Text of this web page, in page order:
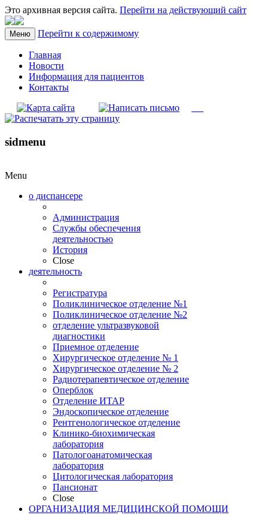
Это архивная версия сайта. Перейти на действующий сайт
Меню Перейти к содержимому
Главная
Новости
Информация для пациентов
Контакты
sidmenu
Menu
о диспансере
Администрация
Службы обеспечения
деятельностью
История
Close
деятельность
Регистратура
Поликлиническое отделение №1
Поликлиническое отделение №2
отделение ультразвуковой
диагностики
Приемное отделение
Хирургическое отделение № 1
Хирургическое отделение № 2
Радиотерапевтическое отделение
Оперблок
Отделение ИТАР
Эндоскопическое отделение
Рентгенологическое отделение
Клинико-биохимическая
лаборатория
Патологоанатомическая
лаборатория
Цитологическая лаборатория
Пансионат
Close
ОРГАНИЗАЦИЯ МЕДИЦИНСКОЙ ПОМОЩИ